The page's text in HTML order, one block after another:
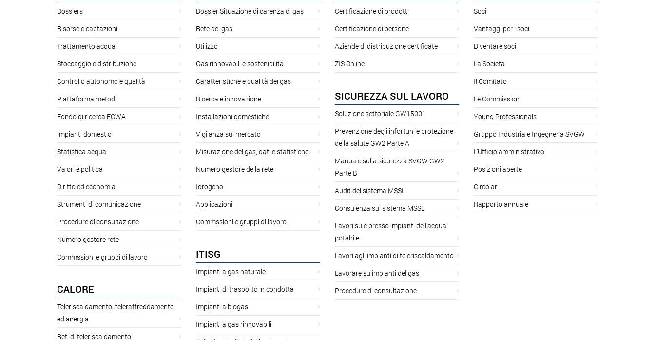
Dossiers
Risorse e captazioni
Trattamento acqua
Stoccaggio e distribuzione
Controllo autonomo e qualità
Piattaforma metodi
Fondo di ricerca FOWA
Impianti domestici
Statistica acqua
Valori e politica
Diritto ed economia
Strumenti di comunicazione
Procedure di consultazione
Numero gestore rete
Commssioni e gruppi di lavoro
CALORE
Teleriscaldamento, teleraffreddamento
ed anergia
Reti di teleriscaldamento
Dossier Situazione di carenza di gas
Rete del gas
Utilizzo
Gas rinnovabili e sostenibilità
Caratteristiche e qualità dei gas
Ricerca e innovazione
Installazioni domestiche
Vigilanza sul mercato
Misurazione del gas, dati e statistiche
Numero gestore della rete
Idrogeno
Applicazioni
Commssioni e gruppi di lavoro
ITISG
Impianti a gas naturale
Impianti di trasporto in condotta
Impianti a biogas
Impianti a gas rinnovabili
Certificazione di prodotti
Certificazione di persone
Aziende di distribuzione certificate
ZIS Online
SICUREZZA SUL LAVORO
Soluzione settoriale GW15001
Prevenzione degli infortuni e protezione
della salute GW2 Parte A
Manuale sulla sicurezza SVGW GW2
Parte B
Audit del sistema MSSL
Consulenza sul sistema MSSL
Lavori su e presso impianti dell'acqua
potabile
Lavori agli impianti di teleriscaldamento
Lavorare su impianti del gas
Procedure di consultazione
Soci
Vantaggi per i soci
Diventare soci
La Società
Il Comitato
Le Commissioni
Young Professionals
Gruppo Industria e Ingegneria SVGW
L’Ufficio amministrativo
Posizioni aperte
Circolari
Rapporto annuale